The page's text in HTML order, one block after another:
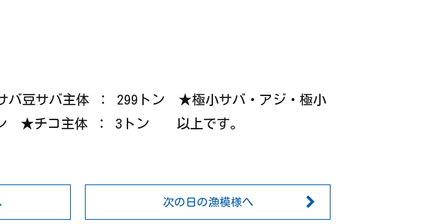
バ豆サバ主体 ： 299トン ★極小サバ・アジ・極小
★チコ主体 ： 3トン 以上です。
次の日の漁模様へ